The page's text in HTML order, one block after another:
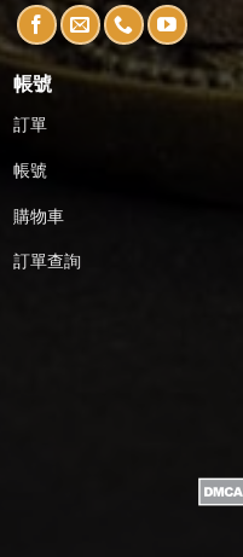
帳號
訂單
帳號
購物車
訂單查詢